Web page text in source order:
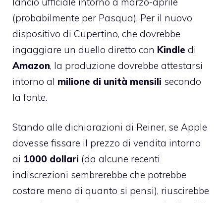
(probabilmente per Pasqua). Per il nuovo
dispositivo di Cupertino, che dovrebbe
ingaggiare un duello diretto con Kindle di
Amazon, la produzione dovrebbe attestarsi
intorno al milione di unità mensili secondo
la fonte.
Stando alle dichiarazioni di Reiner, se Apple
dovesse fissare il prezzo di vendita intorno
ai 1000 dollari (da alcune recenti
indiscrezioni sembrerebbe che potrebbe
costare meno di quanto si pensi), riuscirebbe